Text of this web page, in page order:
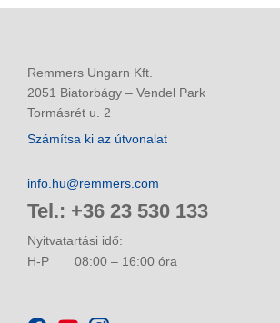
Remmers Ungarn Kft.
2051 Biatorbágy – Vendel Park
Tormásrét u. 2
Számítsa ki az útvonalat
info.hu@remmers.com
Tel.: +36 23 530 133
Nyitvatartási idő:
H-P
08:00 – 16:00 óra